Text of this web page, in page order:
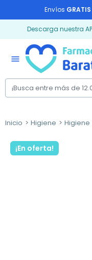
Envíos GRATIS
Descarga nuestra
menu
Inicio Higiene
¡En oferta!